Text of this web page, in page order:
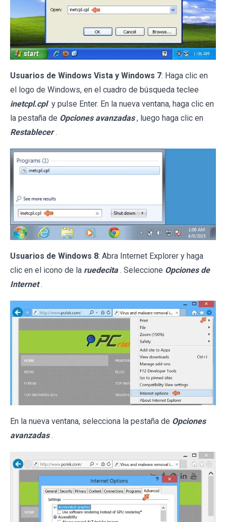
Usuarios de Windows Vista y Windows 7: Haga clic en
el logo de Windows, en el cuadro de búsqueda teclee
inetcpl.cpl y pulse Enter. En la nueva ventana, haga clic en
la pestaña de Opciones avanzadas , luego haga clic en
Restablecer .
Usuarios de Windows 8: Abra Internet Explorer y haga
clic en el icono de la ruedecita . Seleccione Opciones de
Internet .
En la nueva ventana, selecciona la pestaña de Opciones
avanzadas .